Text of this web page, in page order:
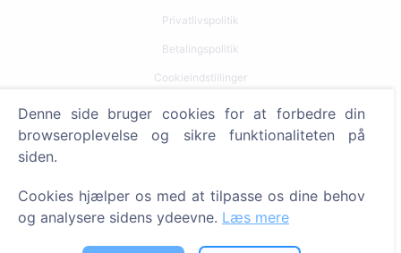
Privatlivspolitik
Betalingspolitik
Cookieindstillinger
Søg
Tjenester
Denne side bruger cookies for at forbedre din
browseroplevelse og sikre funktionaliteten på
siden.
Cookies hjælper os med at tilpasse os dine behov
og analysere sidens ydeevne. Læs mere